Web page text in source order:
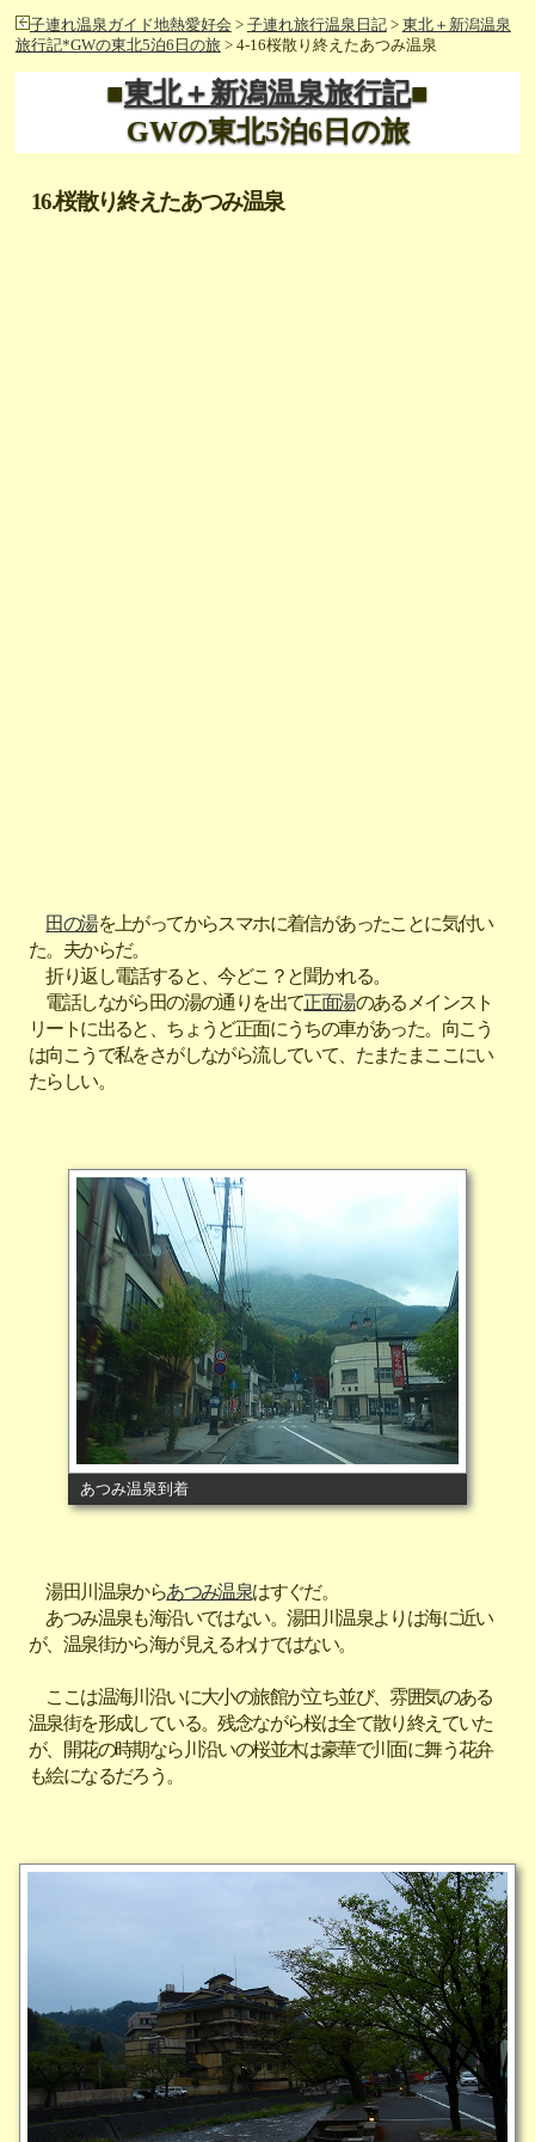
子連れ温泉ガイド地熱愛好会 > 子連れ旅行温泉日記> 東北＋新潟温泉
旅行記*GWの東北5泊6日の旅> 4-16桜散り終えたあつみ温泉
■東北＋新潟温泉旅行記■
GWの東北5泊6日の旅
16.桜散り終えたあつみ温泉
田の湯を上がってからスマホに着信があったことに気付い
た。夫からだ。
折り返し電話すると、今どこ？と聞かれる。
電話しながら田の湯の通りを出て正面湯のあるメインスト
リートに出ると、ちょうど正面にうちの車があった。向こう
は向こうで私をさがしながら流していて、たまたまここにい
たらしい。
あつみ温泉到着
湯田川温泉からあつみ温泉はすぐだ。
あつみ温泉も海沿いではない。湯田川温泉よりは海に近い
が、温泉街から海が見えるわけではない。
ここは温海川沿いに大小の旅館が立ち並び、雰囲気のある
温泉街を形成している。残念ながら桜は全て散り終えていた
が、開花の時期なら川沿いの桜並木は豪華で川面に舞う花弁
も絵になるだろう。